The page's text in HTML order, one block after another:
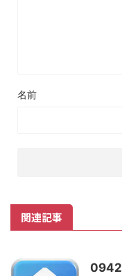
名前
関連記事